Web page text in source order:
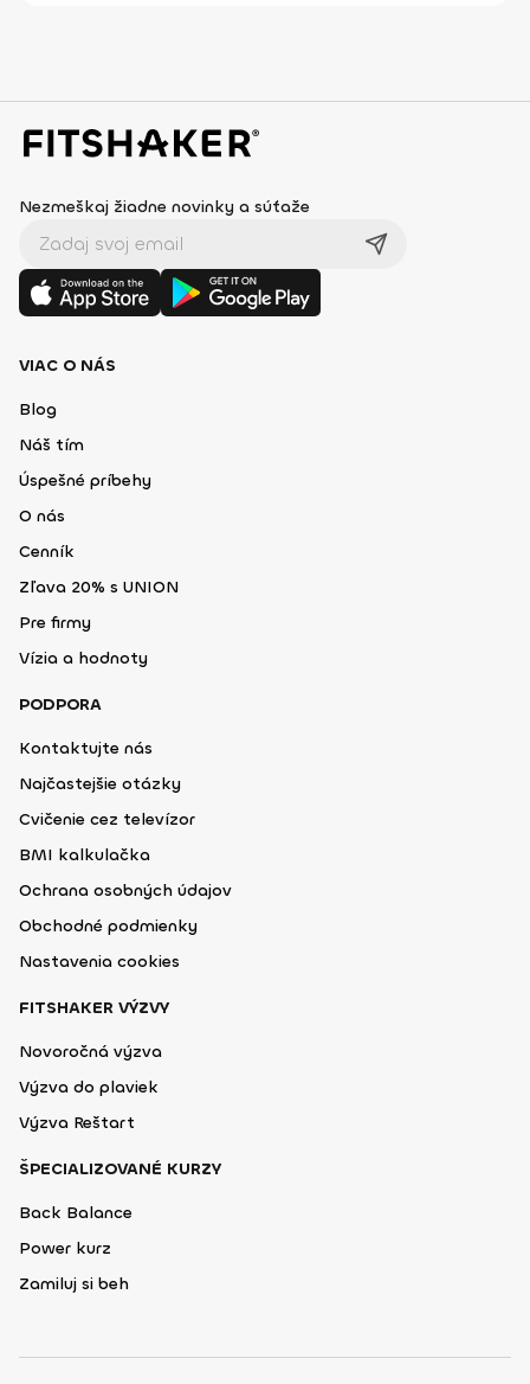
Nezmeškaj žiadne novinky a súťaže
VIAC O NÁS
Blog
Náš tím
Úspešné príbehy
O nás
Cenník
Zľava 20% s UNION
Pre firmy
Vízia a hodnoty
PODPORA
Kontaktujte nás
Najčastejšie otázky
Cvičenie cez televízor
BMI kalkulačka
Ochrana osobných údajov
Obchodné podmienky
Nastavenia cookies
FITSHAKER VÝZVY
Novoročná výzva
Výzva do plaviek
Výzva Reštart
ŠPECIALIZOVANÉ KURZY
Back Balance
Power kurz
Zamiluj si beh